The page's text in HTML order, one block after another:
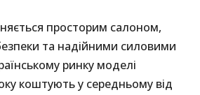
просторим салоном,
та надійними силовими
ринку моделі
коштують у середньому від